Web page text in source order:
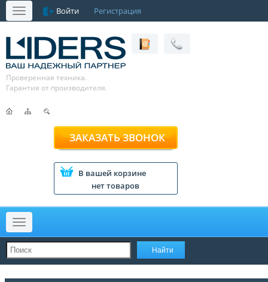
Меню Войти Регистрация
Проверенная техника.
Гарантия от производителя.
ЗАКАЗАТЬ ЗВОНОК
В вашей корзине
нет товаров
Меню